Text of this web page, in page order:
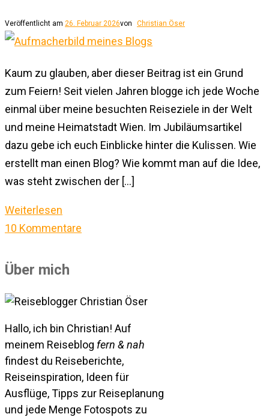
Veröffentlicht am 26. Februar 2026von Christian Öser
Kaum zu glauben, aber dieser Beitrag ist ein Grund
zum Feiern! Seit vielen Jahren blogge ich jede Woche
einmal über meine besuchten Reiseziele in der Welt
und meine Heimatstadt Wien. Im Jubiläumsartikel
dazu gebe ich euch Einblicke hinter die Kulissen. Wie
erstellt man einen Blog? Wie kommt man auf die Idee,
was steht zwischen der […]
Weiterlesen
10 Kommentare
Über mich
Hallo, ich bin Christian! Auf
meinem Reiseblog fern & nah
findest du Reiseberichte,
Reiseinspiration, Ideen für
Ausflüge, Tipps zur Reiseplanung
und jede Menge Fotospots zu